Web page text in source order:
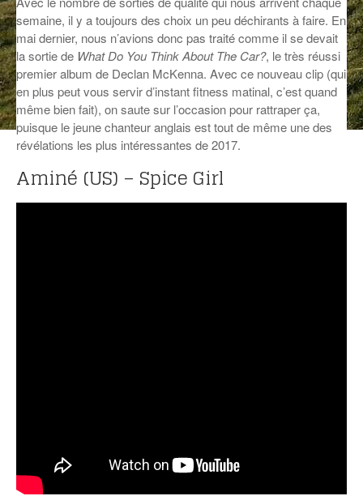
ZIRCONIUM
semaine, il y a toujours des choix un peu déchirants à faire. En
mai dernier, nous n’avions donc pas traité comme il se devait
la sortie de What Do You Think About The Car?, le très réussi
premier album de Declan McKenna. Avec ce nouveau clip (qui
en plus peut vous servir d’instant fitness matinal, c’est quand
même bien fait), on saute sur l’occasion pour rattraper ça,
puisque le jeune chanteur anglais est tout de même une des
révélations les plus intéressantes de 2017.
Aminé (US) – Spice Girl